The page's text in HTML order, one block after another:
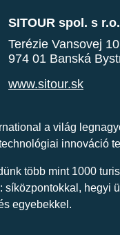
SITOUR spol. s r.o.
Terézie Vansovej 10
974 01 Banská
www.sitour.sk
a világ
innováció
több mint 1000
síközpontokkal, hegyi
egyebekkel.